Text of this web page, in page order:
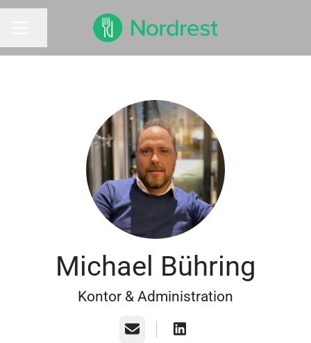
Michael Bühring
Kontor & Administration
E-post